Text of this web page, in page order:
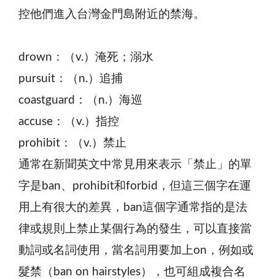
控他們進入台灣金門島附近的禁海。
drown：（v.）淹死；溺水
pursuit：（n.）追捕
coastguard：（n.）海巡
accuse：（v.）指控
prohibit：（v.）禁止
通常在新聞英文中常見用來表示「禁止」的單
字是ban、prohibit和forbid，但這三個字在運
用上有很大的差異，ban這個字通常指的是法
律或規則上禁止某個行為的發生，可以直接當
動詞或名詞使用，當名詞用要加上on，例如或
髮禁（ban on hairstyles），也可組成複合名